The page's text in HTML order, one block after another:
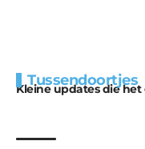
Tussendoortjes
Kleine updates die
voor kabouters